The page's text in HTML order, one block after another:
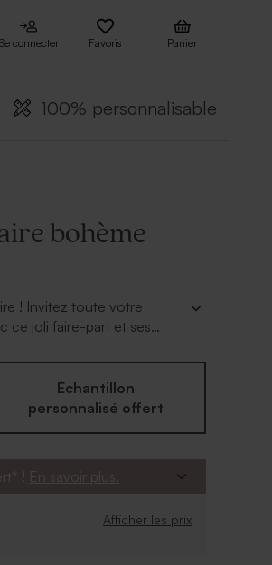
Se connecter Favoris Panier
100% personnalisable
bohème
! Invitez toute votre
ce joli faire-part et ses
Échantillon
personnalisé offert
! En savoir plus.
Afficher les prix